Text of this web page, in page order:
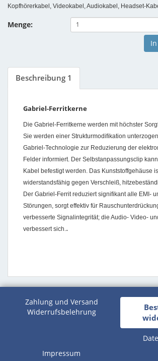
Kopfhörerkabel, Videokabel, Audiokabel, Headset-
Menge:
Beschreibung 1
Gabriel-Ferritkerne
Die Gabriel-Ferritkerne werden mit höchster
Sie werden einer Strukturmodifikation
Gabriel-Technologie zur Reduzierung der
Felder informiert. Der Selbstanpassungsclip
Kabel befestigt werden. Das Kunststoffgehäuse
widerstandsfähig gegen Verschleiß,
Der Gabriel-Ferrit reduziert signifikant alle EMI-
Störungen, sorgt effektiv für
verbesserte Signalintegrität; die Audio- Video-
verbessert sich..
Zahlung und Versand
Widerrufsbelehrung
Impressum